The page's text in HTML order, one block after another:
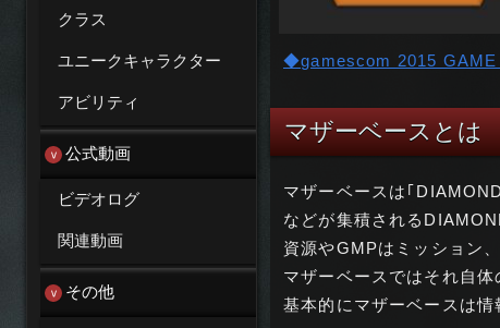
◆gamescom 2015 GAME
マザーベースとは
マザーベースは｢
などが集積される
資源やGMPはミッション
マザーベースではそれ自
基本的にマザーベースは
クラス
ユニークキャラクター
アビリティ
公式動画
ビデオログ
関連動画
その他